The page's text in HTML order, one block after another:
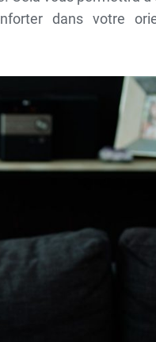
dans votre